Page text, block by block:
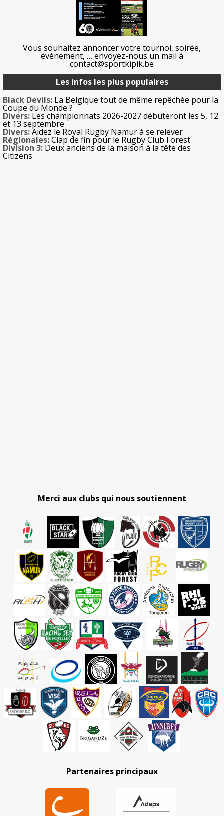
Vous souhaitez annoncer votre tournoi, soirée,
événement, … envoyez-nous un mail à
contact@sportkipik.be
Les infos les plus populaires
Black Devils: La Belgique tout de même repêchée pour la
Coupe du Monde ?
Divers: Les championnats 2026-2027 débuteront les 5, 12
et 13 septembre
Divers:Aidez le Royal Rugby Namur à se relever
Régionales:Clap de fin pour le Rugby Club Forest
Division 3: Deux anciens de la maison à la tête des
Citizens
Merci aux clubs qui nous soutiennent
Partenaires principaux